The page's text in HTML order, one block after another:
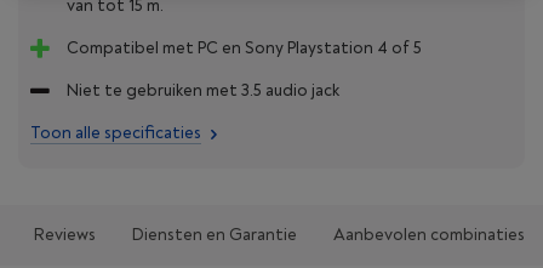
van tot 15 m.
Compatibel met PC en Sony Playstation 4 of 5
Niet te gebruiken met 3.5 audio jack
Toon alle specificaties
Reviews Diensten en Garantie Aanbevolen combinaties